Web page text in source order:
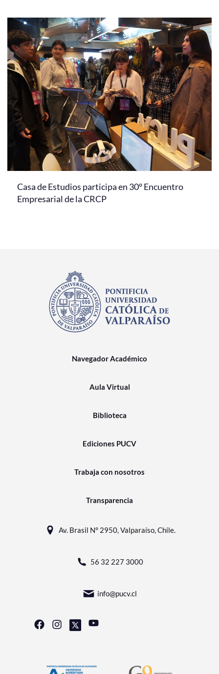
Casa de Estudios participa en 30° Encuentro
Empresarial de la CRCP
Navegador Académico
Aula Virtual
Biblioteca
Ediciones PUCV
Trabaja con nosotros
Transparencia
Av. Brasil N° 2950, Valparaíso, Chile.
56 32 227 3000
info@pucv.cl